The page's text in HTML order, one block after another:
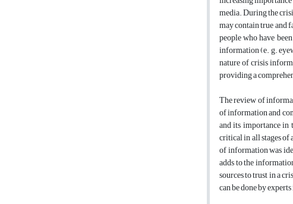
media. During the
may contain true and
people who have
information (e. g.
nature of crisis
providing a
The review of
of information and
and its importance in
critical in all stages
of information was
adds to the
sources to trust in a
can be done by